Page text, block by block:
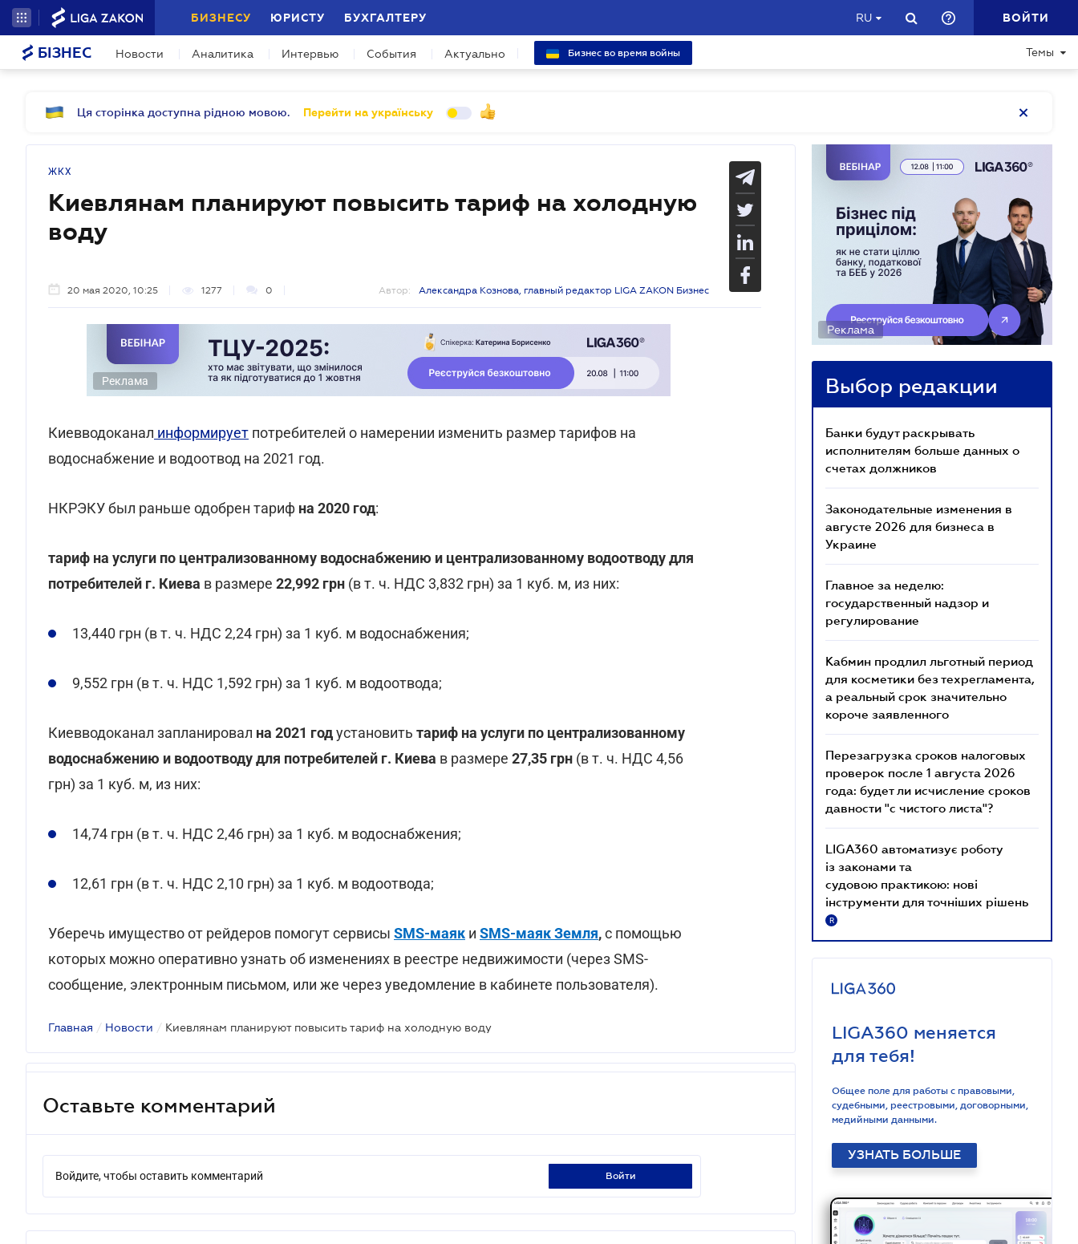
БИЗНЕСУ ЮРИСТУ БУХГАЛТЕРУ RU ВОЙТИ
БІЗНЕС Новости Аналитика Интервью События Актуально Бизнес во время войны Темы
Ця сторінка доступна рідною мовою. Перейти на українську
ЖКХ
Киевлянам планируют повысить тариф на холодную
воду
20 мая 2020, 10:25 1277 0 Автор: Александра Кознова, главный редактор LIGA ZAKON Бизнес
Реклама
Киевводоканал информирует потребителей о намерении изменить размер тарифов на
водоснабжение и водоотвод на 2021 год.
НКРЭКУ был раньше одобрен тариф на 2020 год:
тариф на услуги по централизованному водоснабжению и централизованному водоотводу для
потребителей г. Киева в размере 22,992 грн (в т. ч. НДС 3,832 грн) за 1 куб. м, из них:
13,440 грн (в т. ч. НДС 2,24 грн) за 1 куб. м водоснабжения;
9,552 грн (в т. ч. НДС 1,592 грн) за 1 куб. м водоотвода;
Киевводоканал запланировал на 2021 годустановить тариф на услуги по централизованному
водоснабжению и водоотводу для потребителей г. Киева в размере 27,35 грн (в т. ч. НДС 4,56
грн) за 1 куб. м, из них:
14,74 грн (в т. ч. НДС 2,46 грн) за 1 куб. м водоснабжения;
12,61 грн (в т. ч. НДС 2,10 грн) за 1 куб. м водоотвода;
Уберечь имущество от рейдеров помогут сервисы SMS-маяк и SMS-маяк Земля,с помощью
которых можно оперативно узнать об изменениях в реестре недвижимости (через SMS-
сообщение, электронным письмом, или же через уведомление в кабинете пользователя).
Главная / Новости / Киевлянам планируют повысить тариф на холодную воду
Оставьте комментарий
Войдите, чтобы оставить комментарий войти
Реклама
Выбор редакции
Банки будут раскрывать
исполнителям больше данных о
счетах должников
Законодательные изменения в
августе 2026 для бизнеса в
Украине
Главное за неделю:
государственный надзор и
регулирование
Кабмин продлил льготный период
для косметики без техрегламента,
а реальный срок значительно
короче заявленного
Перезагрузка сроков налоговых
проверок после 1 августа 2026
года: будет ли исчисление сроков
давности "с чистого листа"?
LIGA360 автоматизує роботу
із законами та
судовою практикою: нові
інструменти для точніших рішень
R
LIGA360 меняется
для тебя!
Общее поле для работы с правовыми,
судебными, реестровыми, договорными,
медийными данными.
УЗНАТЬ БОЛЬШЕ